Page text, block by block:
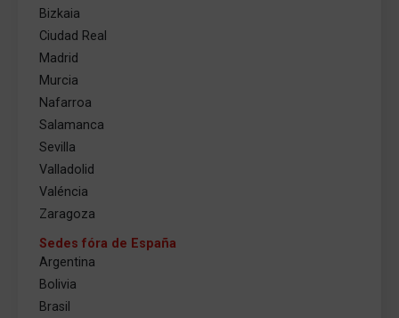
Bizkaia
Ciudad Real
Madrid
Murcia
Nafarroa
Salamanca
Sevilla
Valladolid
Valéncia
Zaragoza
Sedes fóra de España
Argentina
Bolivia
Brasil